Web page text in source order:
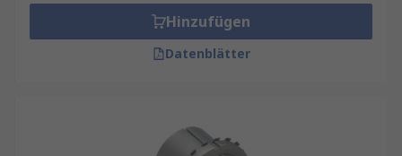
Hinzufügen
Datenblätter